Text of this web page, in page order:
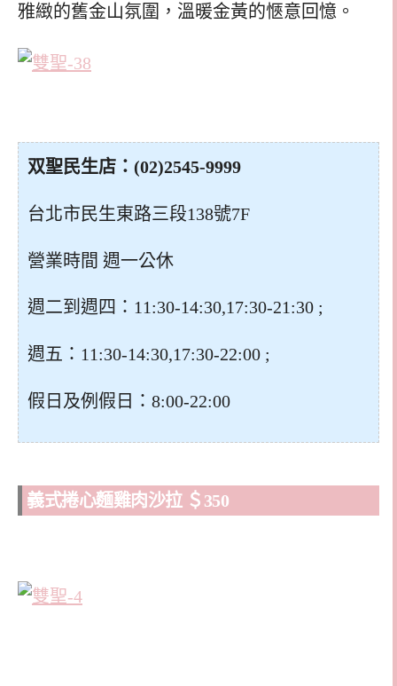
雅緻的舊金山氛圍，溫暖金黃的愜意回憶。
双聖民生店：(02)2545-9999
台北市民生東路三段138號7F
營業時間 週一公休
週二到週四：11:30-14:30,17:30-21:30 ;
週五：11:30-14:30,17:30-22:00 ;
假日及例假日：8:00-22:00
義式捲心麵雞肉沙拉 ＄350